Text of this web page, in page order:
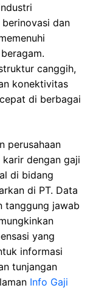
dan
canggih,
konektivitas
di berbagai
perusahaan
dengan gaji
di bidang
di PT. Data
tanggung jawab
yang
informasi
tunjangan
Info Gaji